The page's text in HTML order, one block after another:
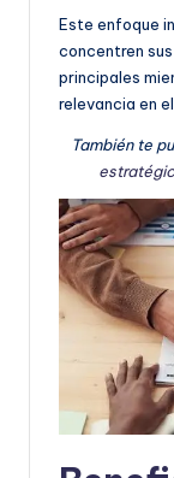
Este enfoque
concentren
principales
relevancia en
También te